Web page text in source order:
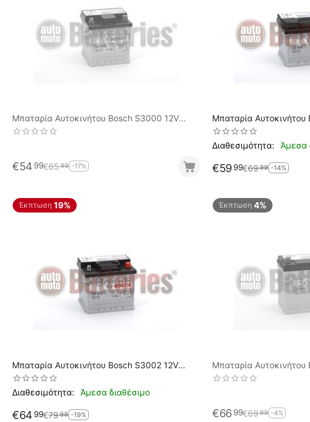
Μπαταρία Αυτοκινήτου Bosch S3000 12V
40AH-340EN A-Εκκίνησης
€54 99€6599 -17%
Μπαταρία Αυτοκινήτου
41AH-360EN A-
Διαθεσιμότητα:
Άμεσα
€59 99€6999 -14%
Έκπτωση 19%
Μπαταρία Αυτοκινήτου Bosch S3002 12V
45AH-400EN A-Εκκίνησης
Διαθεσιμότητα:
Άμεσα διαθέσιμο
€64 99€7999 -19%
Έκπτωση 4%
Μπαταρία Αυτοκινήτου
Τύπου 45Ah-300A-
€66 99€6999 -4%